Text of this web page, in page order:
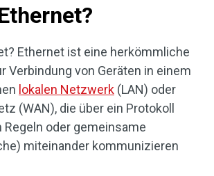
Ethernet ist eine herkömmliche
Verbindung von Geräten in einem
lokalen Netzwerk (LAN) oder
(WAN), die über ein Protokoll
Regeln oder gemeinsame
miteinander kommunizieren